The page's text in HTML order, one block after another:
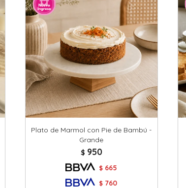
Plato de Marmol con Pie de Bambú -
Grande
$ 950
$ 665
$ 760